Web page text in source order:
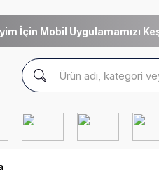
İçin Mobil Uygulamamızı